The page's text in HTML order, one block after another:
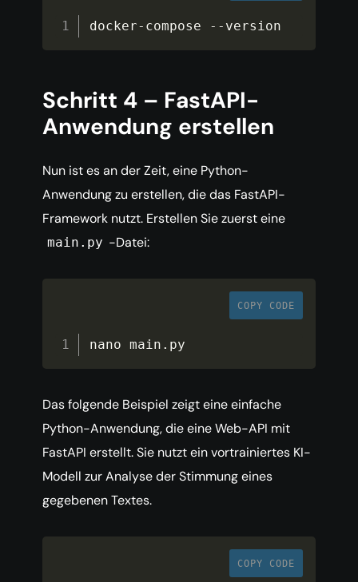
docker- compose -- version
Schritt 4 – FastAPI-
Anwendung erstellen
Nun ist es an der Zeit, eine Python-
Anwendung zu erstellen, die das FastAPI-
Framework nutzt. Erstellen Sie zuerst eine
main.py -Datei:
COPY CODE
nano main . py
Das folgende Beispiel zeigt eine einfache
Python-Anwendung, die eine Web-API mit
FastAPI erstellt. Sie nutzt ein vortrainiertes KI-
Modell zur Analyse der Stimmung eines
gegebenen Textes.
COPY CODE